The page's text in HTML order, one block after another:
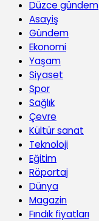
Düzce gündem
Asayiş
Gündem
Ekonomi
Yaşam
Siyaset
Spor
Sağlık
Çevre
Kültür sanat
Teknoloji
Eğitim
Röportaj
Dünya
Magazin
Fındık fiyatları